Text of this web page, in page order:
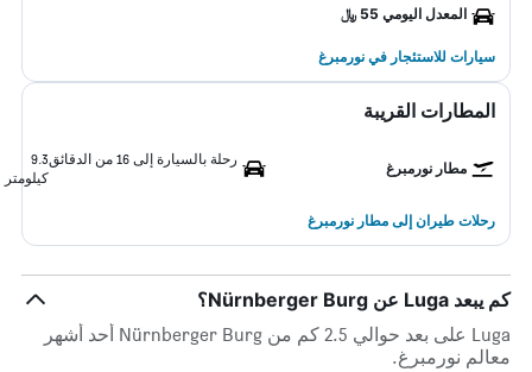
المعدل اليومي 55 ﷼
سيارات للاستئجار في نورمبرغ
المطارات القريبة
مطار نورمبرغ
رحلة بالسيارة إلى 16 من الدقائق
9.3
كيلومتر
رحلات طيران إلى مطار نورمبرغ
كم يبعد Luga عن Nürnberger Burg؟
Luga على بعد حوالي 2.5 كم من Nürnberger Burg أحد أشهر
معالم نورمبرغ.